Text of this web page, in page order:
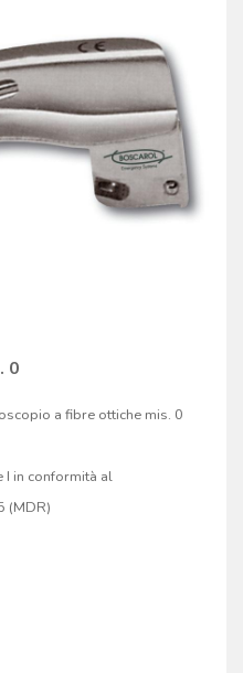
0
a fibre ottiche mis. 0
in conformità al
(MDR)